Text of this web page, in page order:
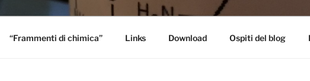
“Frammenti di chimica” Links Download Ospiti del blog